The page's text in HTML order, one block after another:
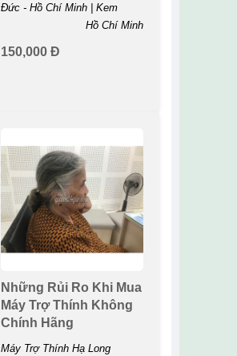
Đức - Hồ Chí Minh | Kem
Hồ Chí Minh
150,000 Đ
Những Rủi Ro Khi Mua
Máy Trợ Thính Không
Chính Hãng
Máy Trợ Thính Hạ Long